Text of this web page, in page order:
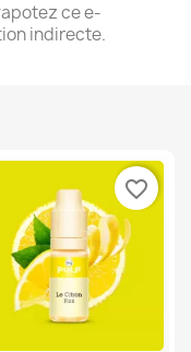
ce e-
indirecte.
favorite_border